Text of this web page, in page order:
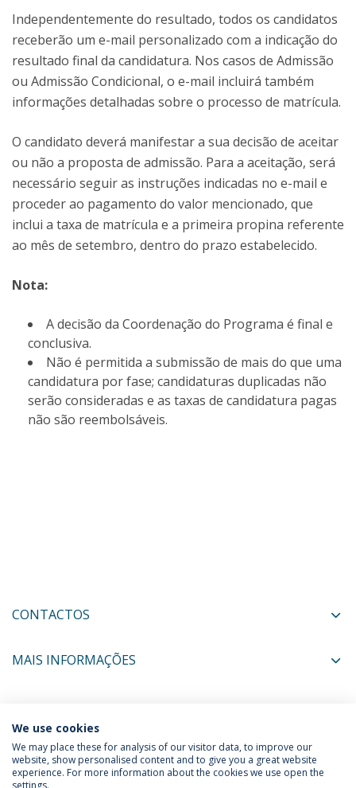
Independentemente do resultado, todos os candidatos
receberão um e-mail personalizado com a indicação do
resultado final da candidatura. Nos casos de Admissão
ou Admissão Condicional, o e-mail incluirá também
informações detalhadas sobre o processo de matrícula.
O candidato deverá manifestar a sua decisão de aceitar
ou não a proposta de admissão. Para a aceitação, será
necessário seguir as instruções indicadas no e-mail e
proceder ao pagamento do valor mencionado, que
inclui a taxa de matrícula e a primeira propina referente
ao mês de setembro, dentro do prazo estabelecido.
Nota:
A decisão da Coordenação do Programa é final e
conclusiva.
Não é permitida a submissão de mais do que uma
candidatura por fase; candidaturas duplicadas não
serão consideradas e as taxas de candidatura pagas
não são reembolsáveis.
CONTACTOS
MAIS INFORMAÇÕES
COORDENADORES
Política de Privacidade
Termos & Condições
We use cookies
We may place these for analysis of our visitor data, to improve our
website, show personalised content and to give you a great website
experience. For more information about the cookies we use open the
settings.